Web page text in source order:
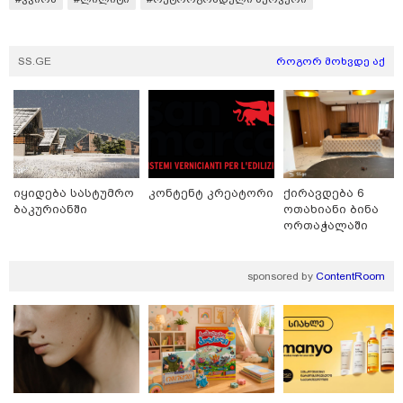
17:13 / 08-08-2026
"დასავლეთმა საქართველო ჩვენ წინააღმდეგ
21:17 / 08-08-2026
აშშ-მა საქართველოში
დაფუძნებული კრიპტოკომპანია
დაასანქცირა
SS.GE როგორ მოხვდე აქ
იყიდება სასტუმრო
ბაკურიანში
კონტენტ კრეატორი
ქირავდება 6
ოთახიანი ბინა
ორთაჭალაში
sponsored by ContentRoom